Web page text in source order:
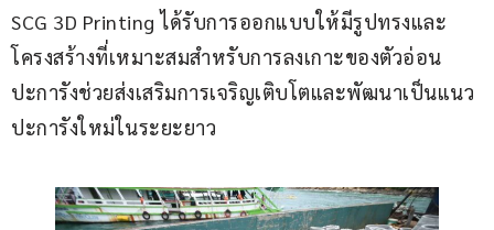
SCG 3D Printing ได้รับการออกแบบให้มีรูปทรงและ
โครงสร้างที่เหมาะสมสำหรับการลงเกาะของตัวอ่อน
ปะการังช่วยส่งเสริมการเจริญเติบโตและพัฒนาเป็นแนว
ปะการังใหม่ในระยะยาว